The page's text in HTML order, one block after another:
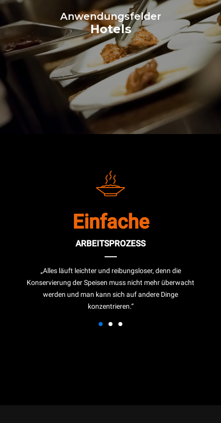
Anwendungsfelder
Hotels
Einfache
ARBEITSPROZESS
„Alles läuft leichter und reibungsloser, denn die
Konservierung der Speisen muss nicht mehr überwacht
werden und man kann sich auf andere Dinge
konzentrieren.“